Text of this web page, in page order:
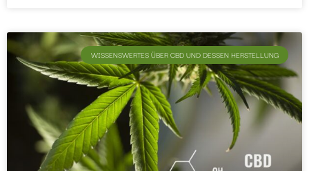
WISSENSWERTES ÜBER CBD UND DESSEN HERSTELLUNG